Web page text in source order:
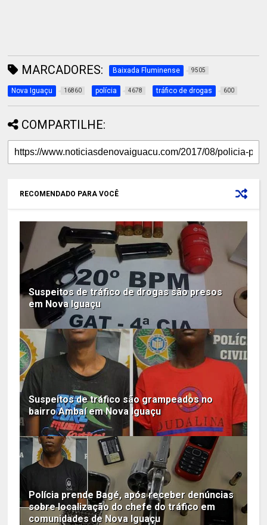
MARCADORES: Baixada Fluminense 9505
Nova Iguaçu 16860 polícia 4678 tráfico de drogas 600
COMPARTILHE:
RECOMENDADO PARA VOCÊ
Suspeitos de tráfico de drogas são presos
em Nova Iguaçu
Suspeitos de tráfico são grampeados no
bairro Ambaí em Nova Iguaçu
Polícia prende Bagé, após receber denúncias
sobre localização do chefe do tráfico em
comunidades de Nova Iguaçu